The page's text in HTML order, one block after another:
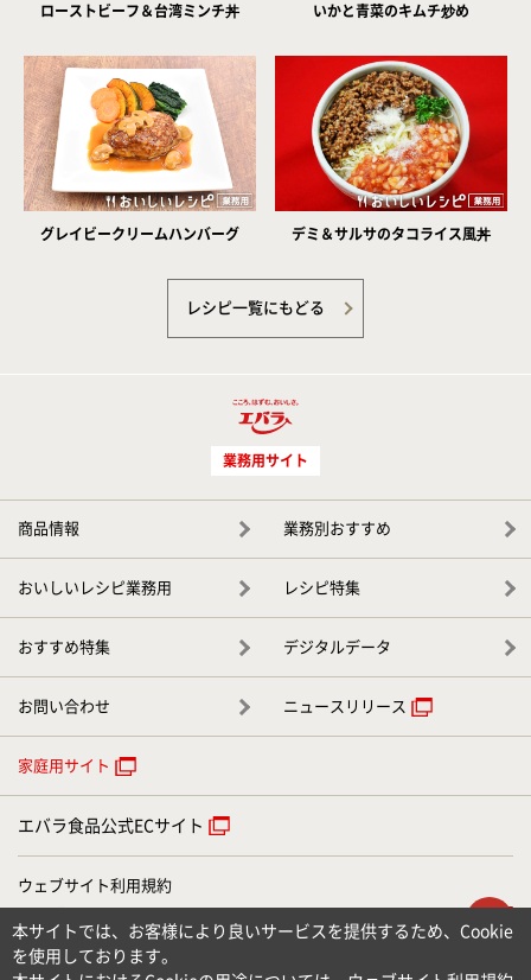
ローストビーフ＆台湾ミンチ丼 いかと青菜のキムチ炒め
グレイビークリームハンバーグ デミ＆サルサのタコライス風丼
レシピ一覧にもどる
業務用サイト
商品情報 業務別おすすめ
おいしいレシピ業務用 レシピ特集
おすすめ特集 デジタルデータ
お問い合わせ ニュースリリース
家庭用サイト
エバラ食品公式ECサイト
ウェブサイト利用規約
個人情報のお取り扱いについて
お問い合わせ
本サイトでは、お客様により良いサービスを提供するため、Cookie
を使用しております。